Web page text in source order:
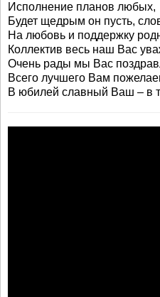
Исполнение планов любых,
Будет щедрым он пусть,
На любовь и поддержку
Коллектив весь наш Вас
Очень рады мы Вас
Всего лучшего Вам
В юбилей славный Ваш – в